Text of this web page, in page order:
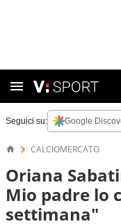
Seguici su: Google
CALCIOMERCATO
Oriana
Mio padre lo
settimana"